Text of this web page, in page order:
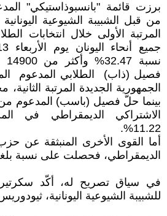
برزت قائمة "بانسبوذاستيكي"
من قبل الشبيبة الشيوعية
المرتبة الأولى خلال انتخابات
فصيل (ذاب) الطلابي المدعوم
بينما حلّ فصيل (باسب) المدعوم
الاشتراكي الديمقراطي في
11.22%.
أما القوى الأخرى المنبثقة عن
الديمقراطي، فحصلت على نسبة بلغت
في سياق تصريح له، أكّد
للشبيبة الشيوعية اليونانية،